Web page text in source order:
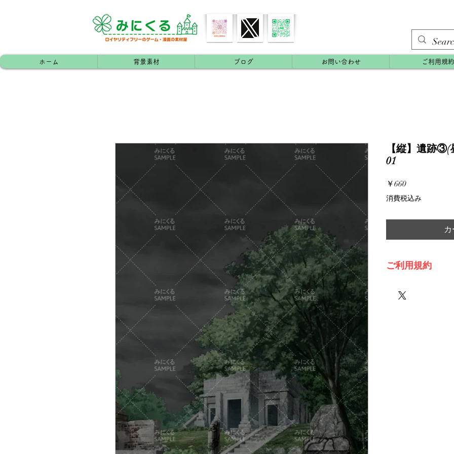
ホーム 背景素材 ブログ お問い合わせ ご利用規約
【縦】遺跡
01
￥660価
格
消費税込み
ご利用規約